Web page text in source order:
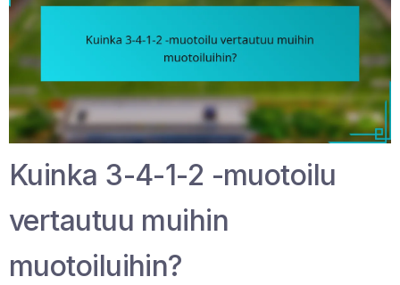
Kuinka 3-4-1-2 -muotoilu
vertautuu muihin
muotoiluihin?